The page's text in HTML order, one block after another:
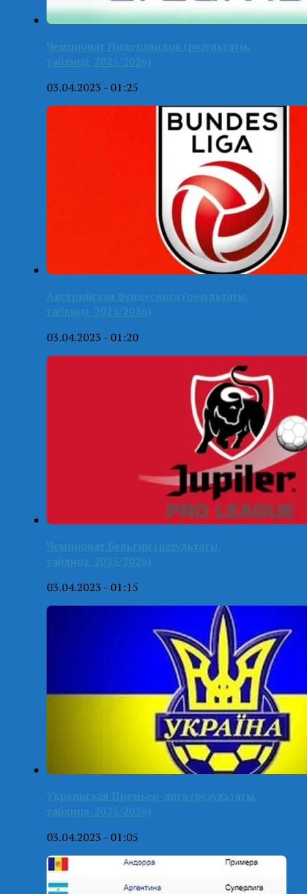
Чемпионат Нидерландов (результаты,
таблица-2025/2026)
03.04.2023 - 01:25
Австрийская Бундеслига (результаты,
таблица-2025/2026)
03.04.2023 - 01:20
Чемпионат Бельгии (результаты,
таблица-2025/2026)
03.04.2023 - 01:15
Украинская Премьер-лига (результаты,
таблица-2025/2026)
03.04.2023 - 01:05